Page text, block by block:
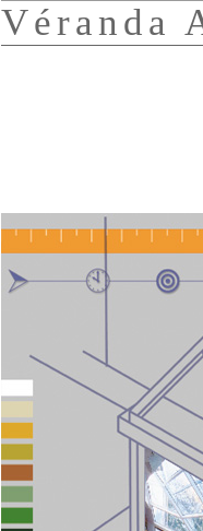
Véranda